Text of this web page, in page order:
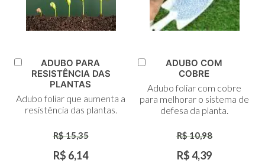
Adicionar
ADUBO PARA
RESISTÊNCIA DAS
PLANTAS
Adubo foliar que aumenta a
resistência das plantas.
R$ 15,35
R$ 6,14
Carrinho
ADUBO COM
COBRE
Adubo foliar com cobre
para melhorar o sistema de
defesa da planta.
R$ 10,98
R$ 4,39